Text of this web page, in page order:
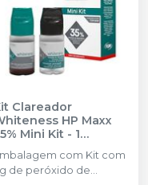
Clareador
HP Maxx
Mini Kit - 1
Paciente
com Kit com
de peróxido de